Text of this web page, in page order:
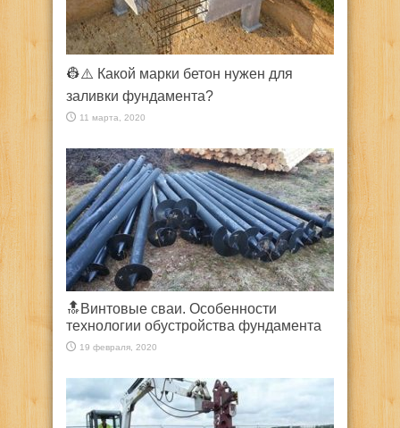
👷⚠️ Какой марки бетон нужен для
заливки фундамента?
11 марта, 2020
🔝Винтовые сваи. Особенности
технологии обустройства фундамента
19 февраля, 2020